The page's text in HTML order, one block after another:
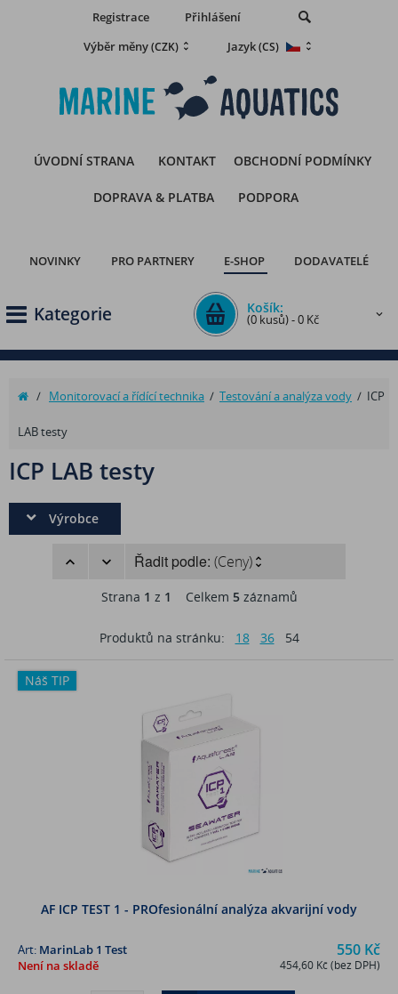
Registrace
Přihlášení
Výběr měny(CZK) Jazyk(CS)
ÚVODNÍ STRANA KONTAKT OBCHODNÍ PODMÍNKY
DOPRAVA & PLATBA PODPORA
NOVINKY PRO PARTNERY E-SHOP DODAVATELÉ
Kategorie Košík:
(0 kusů) - 0 Kč
/ Monitorovací a řídící technika / Testování a analýza vody / ICP
LAB testy
ICP LAB testy
Výrobce
Řadit podle: (Ceny)
Strana 1 z 1 Celkem 5záznamů
Produktů na stránku: 18 36 54
Náš TIP
AF ICP TEST 1 - PROfesionální analýza akvarijní vody
550 Kč
454,60 Kč (bez DPH)
Art: MarinLab 1 Test
Není na skladě